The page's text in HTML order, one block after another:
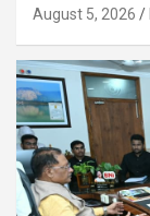
August 5, 2026